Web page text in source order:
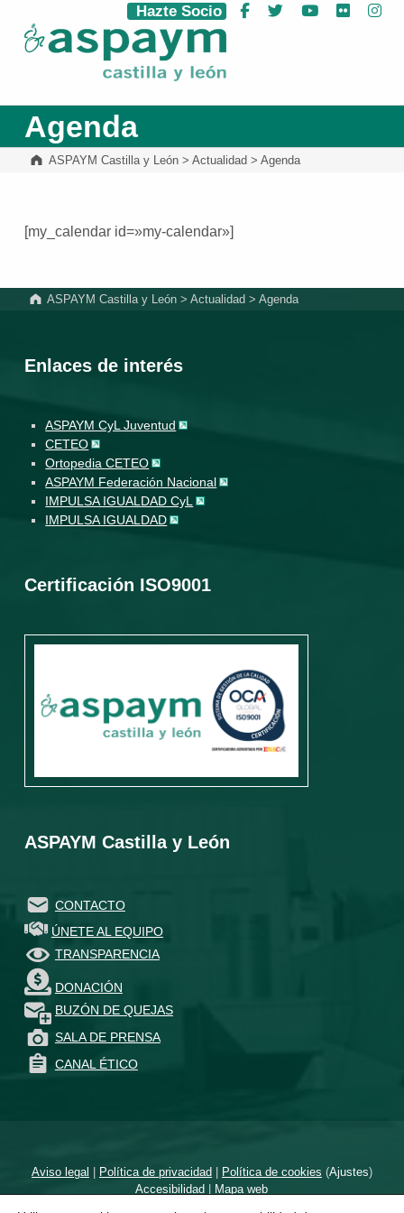
ASPAYM Castilla y León
Hazte Socio Facebook
Twitter YouTube
Flickr
Agenda
ASPAYM Castilla y León> Actualidad > Agenda
[my_calendar id=»my-calendar»]
ASPAYM Castilla y León >Actualidad >Agenda
Enlaces de interés
ASPAYM CyL Juventud
CETEO
Ortopedia CETEO
ASPAYM Federación Nacional
IMPULSA IGUALDAD CyL
IMPULSA IGUALDAD
Certificación ISO9001
ASPAYM Castilla y León
CONTACTO
ÚNETE AL EQUIPO
TRANSPARENCIA
DONACIÓN
BUZÓN DE QUEJAS
SALA DE PRENSA
CANAL ÉTICO
Aviso legal | Política de privacidad| Política de cookies (Ajustes)
Accesibilidad | Mapa web